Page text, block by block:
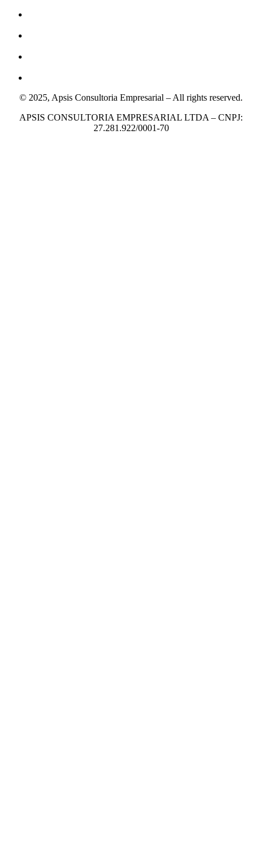
© 2025, Apsis Consultoria Empresarial – All rights reserved.
APSIS CONSULTORIA EMPRESARIAL LTDA – CNPJ:
27.281.922/0001-70